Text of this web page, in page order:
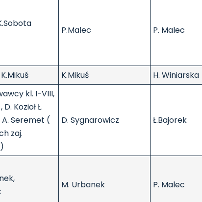
P.Malec P. Malec
K.Mikuś H. Winiarska
kl. I-VIII,
D. Kozioł Ł.
A. Seremet (
zaj.
D. Sygnarowicz Ł.Bajorek
M. Urbanek P. Malec